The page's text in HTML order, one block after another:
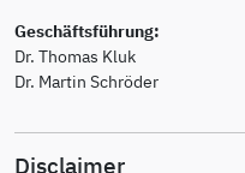
Geschäftsführung:
Dr. Thomas Kluk
Dr. Martin Schröder
Disclaimer